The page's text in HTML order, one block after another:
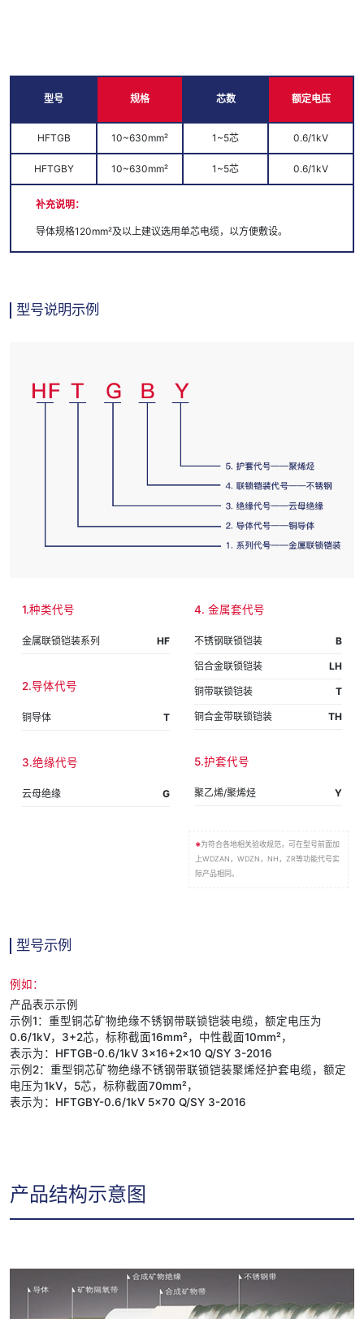
型号 规格 芯数 额定电压
HFTGB 10~630mm² 1~5芯 0.6/1kV
HFTGBY 10~630mm² 1~5芯 0.6/1kV
补充说明：
导体规格120mm²及以上建议选用单芯电缆，以方便敷设。
型号说明示例
1.种类代号
金属联锁铠装系列 HF
2.导体代号
铜导体 T
3.绝缘代号
云母绝缘 G
4. 金属套代号
不锈钢联锁铠装 B
铝合金联锁铠装 LH
铜带联锁铠装 T
铜合金带联锁铠装 TH
5.护套代号
聚乙烯/聚烯烃 Y
※为符合各地相关验收规范，可在型号前面加
上WDZAN，WDZN，NH，ZR等功能代号实
际产品相同。
型号示例
例如：
产品表示示例
示例1：重型铜芯矿物绝缘不锈钢带联锁铠装电缆，额定电压为
0.6/1kV，3+2芯，标称截面16mm²，中性截面10mm²，
表示为：HFTGB-0.6/1kV 3×16+2×10 Q/SY 3-2016
示例2：重型铜芯矿物绝缘不锈钢带联锁铠装聚烯烃护套电缆，额定
电压为1kV，5芯，标称截面70mm²，
表示为：HFTGBY-0.6/1kV 5×70 Q/SY 3-2016
产品结构示意图